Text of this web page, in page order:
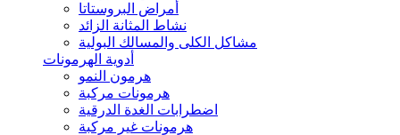
أمراض البروستاتا
نشاط المثانة الزائد
مشاكل الكلى والمسالك البولية
أدوية الهرمونات
هرمون النمو
هرمونات مركبة
اضطرابات الغدة الدرقية
هرمونات غير مركبة